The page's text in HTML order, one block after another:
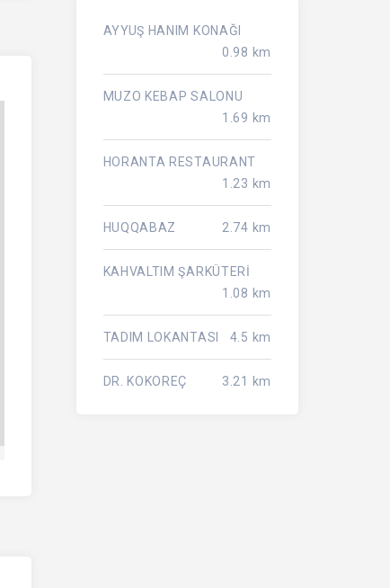
AYYUŞ HANIM KONAĞI
0.98 km
MUZO KEBAP SALONU
1.69 km
HORANTA RESTAURANT
1.23 km
HUQQABAZ 2.74 km
KAHVALTIM ŞARKÜTERİ
1.08 km
TADIM LOKANTASI 4.5 km
DR. KOKOREÇ 3.21 km